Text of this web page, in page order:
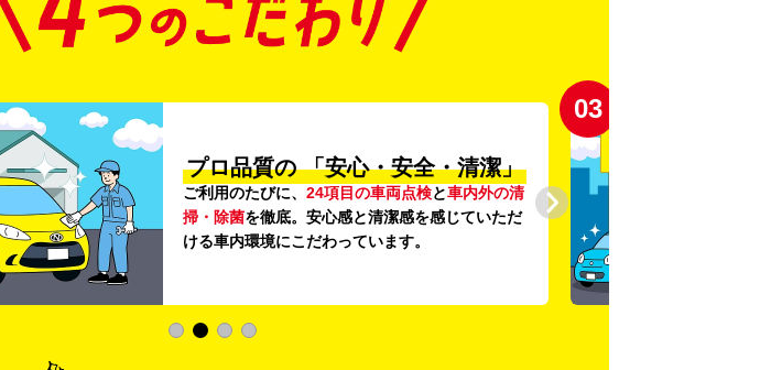
プロ品質の 「安心・安全・清潔」
ご利用のたびに、 24項目の車両点検と車内外の清
掃・除菌を徹底。安心感と清潔感を感じていただ
ける車内環境にこだわっています。
03